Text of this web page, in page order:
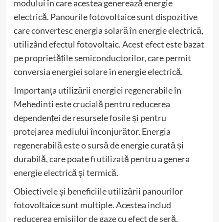
modului în care acestea generează energie
electrică. Panourile fotovoltaice sunt dispozitive
care convertesc energia solară în energie electrică,
utilizând efectul fotovoltaic. Acest efect este bazat
pe proprietățile semiconductorilor, care permit
conversia energiei solare în energie electrică.
Importanța utilizării energiei regenerabile în
Mehedinti este crucială pentru reducerea
dependenței de resursele fosile și pentru
protejarea mediului înconjurător. Energia
regenerabilă este o sursă de energie curată și
durabilă, care poate fi utilizată pentru a genera
energie electrică și termică.
Obiectivele și beneficiile utilizării panourilor
fotovoltaice sunt multiple. Acestea includ
reducerea emisiilor de gaze cu efect de seră,